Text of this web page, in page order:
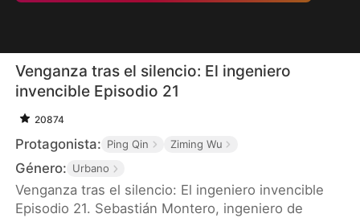
Venganza tras el silencio: El ingeniero
invencible Episodio 21
20874
Protagonista: Ping Qin Ziming Wu
Género: Urbano
Venganza tras el silencio: El ingeniero invencible
Episodio 21. Sebastián Montero, ingeniero de